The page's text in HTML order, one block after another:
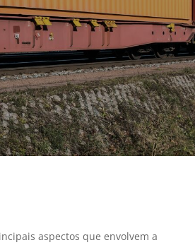
aspectos que envolvem a